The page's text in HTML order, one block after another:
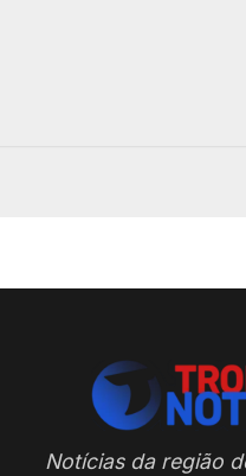
Notícias da região